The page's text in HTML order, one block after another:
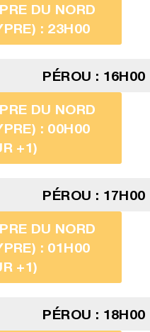
DU NORD
: 23H00
PÉROU : 16H00
DU NORD
: 00H00
+1)
PÉROU : 17H00
DU NORD
: 01H00
+1)
PÉROU : 18H00